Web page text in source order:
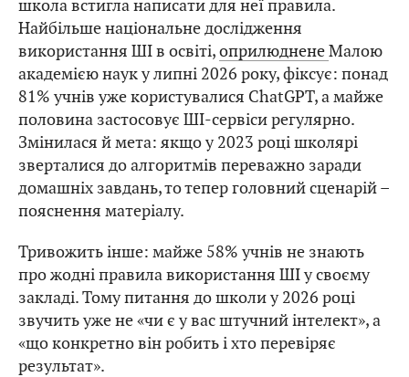
школа встигла написати для неї правила.
Найбільше національне дослідження
використання ШІ в освіті,оприлюдненеМалою
академією наук у липні 2026 року, фіксує: понад
81% учнів уже користувалися ChatGPT, а майже
половина застосовує ШІ-сервіси регулярно.
Змінилася й мета: якщо у 2023 році школярі
зверталися до алгоритмів переважно заради
домашніх завдань, то тепер головний сценарій –
пояснення матеріалу.
Тривожить інше: майже 58% учнів не знають
про жодні правила використання ШІ у своєму
закладі. Тому питання до школи у 2026 році
звучить уже не «чи є у вас штучний інтелект», а
«що конкретно він робить і хто перевіряє
результат».